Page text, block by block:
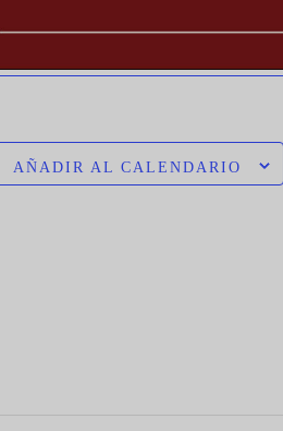
AÑADIR AL CALENDARIO